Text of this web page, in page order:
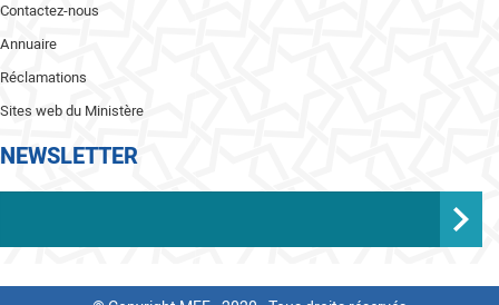
Contactez-nous
Annuaire
Réclamations
Sites web du Ministère
NEWSLETTER